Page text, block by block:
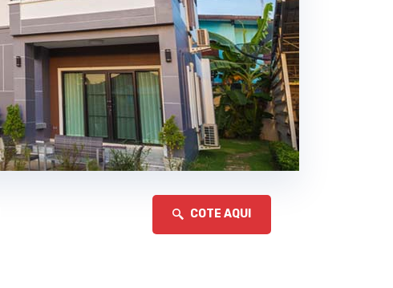
COTE AQUI